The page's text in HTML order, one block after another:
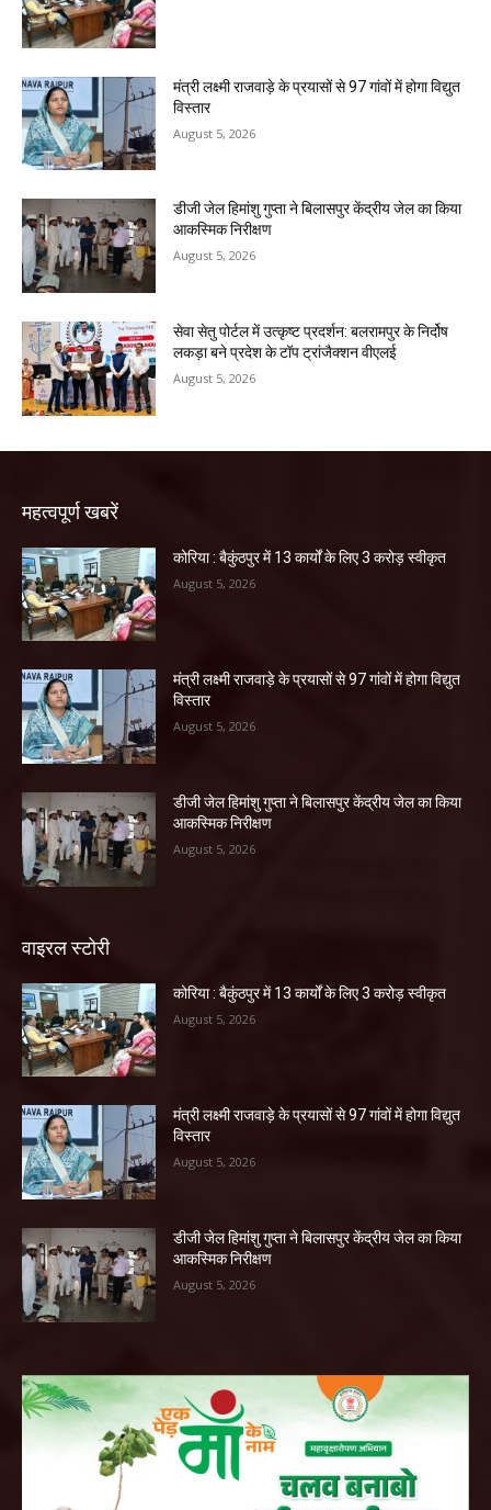
मंत्री लक्ष्मी राजवाड़े के प्रयासों से 97 गांवों में होगा विद्युत
विस्तार
August 5, 2026
डीजी जेल हिमांशु गुप्ता ने बिलासपुर केंद्रीय जेल का किया
आकस्मिक निरीक्षण
August 5, 2026
सेवा सेतु पोर्टल में उत्कृष्ट प्रदर्शन: बलरामपुर के निर्दोष
लकड़ा बने प्रदेश के टॉप ट्रांजैक्शन वीएलई
August 5, 2026
महत्वपूर्ण खबरें
कोरिया : बैकुंठपुर में 13 कार्यों के लिए 3 करोड़ स्वीकृत
August 5, 2026
मंत्री लक्ष्मी राजवाड़े के प्रयासों से 97 गांवों में होगा विद्युत
विस्तार
August 5, 2026
डीजी जेल हिमांशु गुप्ता ने बिलासपुर केंद्रीय जेल का किया
आकस्मिक निरीक्षण
August 5, 2026
वाइरल स्टोरी
कोरिया : बैकुंठपुर में 13 कार्यों के लिए 3 करोड़ स्वीकृत
August 5, 2026
मंत्री लक्ष्मी राजवाड़े के प्रयासों से 97 गांवों में होगा विद्युत
विस्तार
August 5, 2026
डीजी जेल हिमांशु गुप्ता ने बिलासपुर केंद्रीय जेल का किया
आकस्मिक निरीक्षण
August 5, 2026